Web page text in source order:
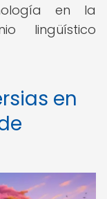
en la
lingüístico
en